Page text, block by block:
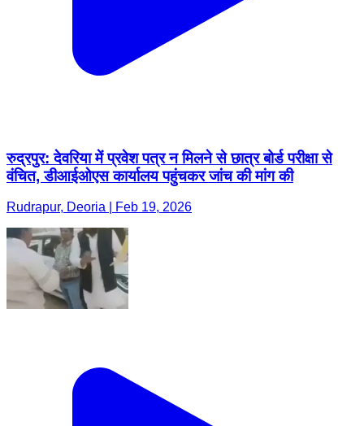
रुद्रपुर: देवरिया में प्रवेश पत्र न मिलने से छात्र बोर्ड परीक्षा से
वंचित, डीआईओएस कार्यालय पहुंचकर जांच की मांग की
Rudrapur, Deoria | Feb 19, 2026